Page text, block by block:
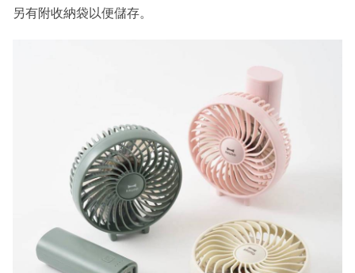
另有附收納袋以便儲存。